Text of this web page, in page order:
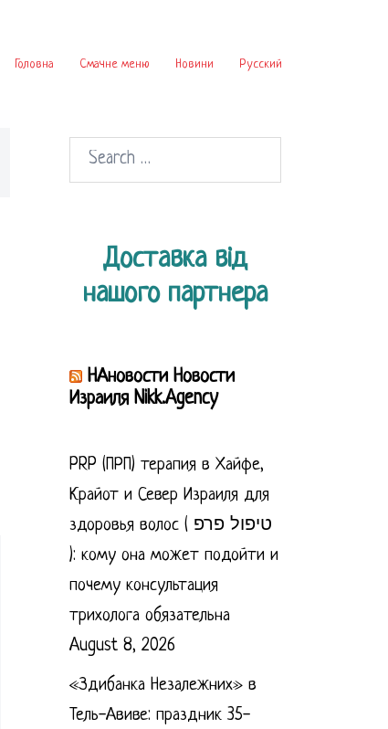
Головна Смачне меню Новини Русский
Search
for:
Доставка від
нашого партнера
НАновости Новости
Израиля Nikk.Agency
PRP (ПРП) терапия в Хайфе,
Крайот и Север Израиля для
здоровья волос ( טיפול פרפ
): кому она может подойти и
почему консультация
трихолога обязательна
August 8, 2026
«Здибанка Незалежних» в
Тель-Авиве: праздник 35-